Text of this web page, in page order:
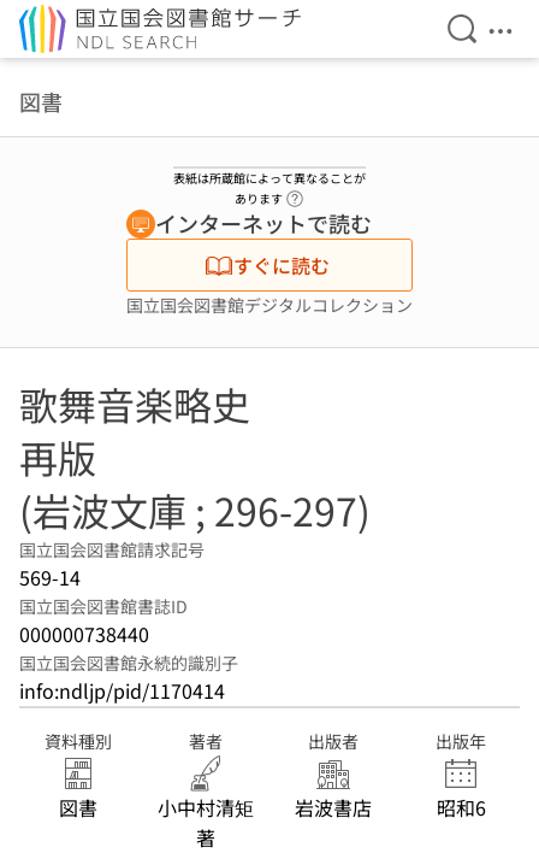
検索を
メ
図書
表紙は所蔵館によって異なることが
あります
インターネットで読む
すぐに読む
国立国会図書館デジタルコレクション
歌舞音楽略史
再版
(岩波文庫 ; 296-297)
国立国会図書館請求記号
569-14
国立国会図書館書誌ID
000000738440
国立国会図書館永続的識別子
info:ndljp/pid/1170414
資料種別
図書
著者
小中村清矩
著
出版者
岩波書店
出版年
昭和6